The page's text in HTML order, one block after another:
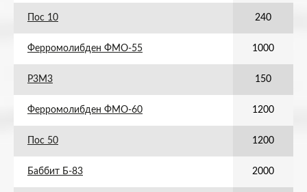
Пос 10 240
Ферромолибден ФМО-55 1000
Р3М3 150
Ферромолибден ФМО-60 1200
Пос 50 1200
Баббит Б-83 2000